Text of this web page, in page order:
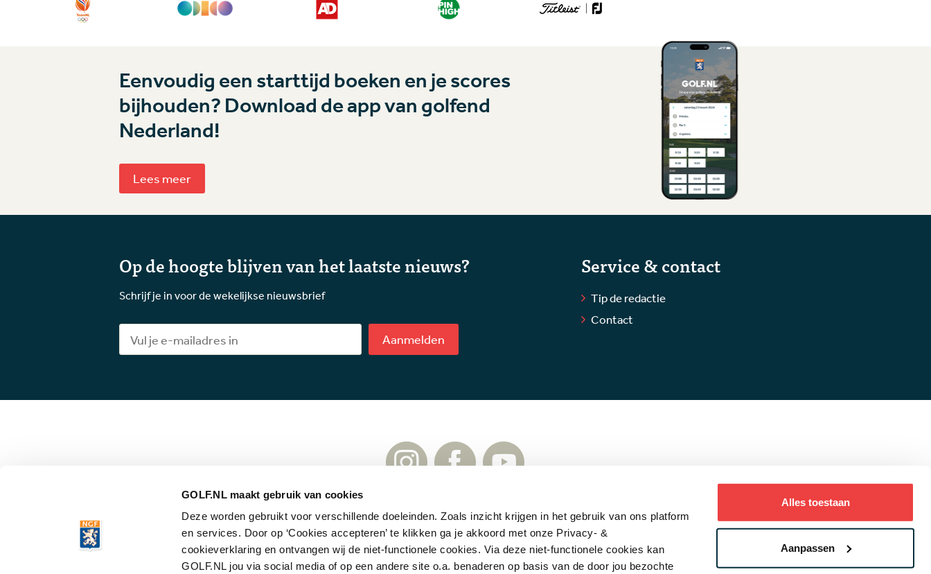
GOLF.NL maakt gebruik van cookies
Deze worden gebruikt voor verschillende doeleinden. Zoals inzicht krijgen in het gebruik van ons platform
en services. Door op ‘Cookies accepteren’ te klikken ga je akkoord met onze Privacy- &
cookieverklaring en ontvangen wij de niet-functionele cookies. Via deze niet-functionele cookies kan
GOLF.NL jou via social media of op een andere site o.a. benaderen op basis van de door jou bezochte
Alles toestaan
Aanpassen
Eenvoudig een starttijd boeken en je scores
bijhouden? Download de app van golfend
Nederland!
Lees meer
Op de hoogte blijven van het laatste nieuws?
Schrijf je in voor de wekelijkse nieuwsbrief
Aanmelden
Service & contact
Tip de redactie
Contact
© 2026 Golf.nl Contact Cookies Copyrights Disclaimer Privacystatement